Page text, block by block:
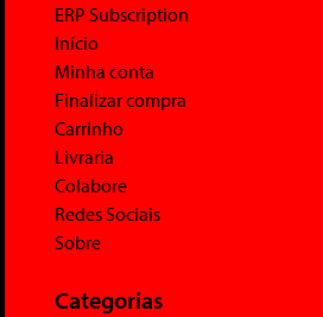
ERP Subscription
Início
Minha conta
Finalizar compra
Carrinho
Livraria
Colabore
Redes Sociais
Sobre
Categorias